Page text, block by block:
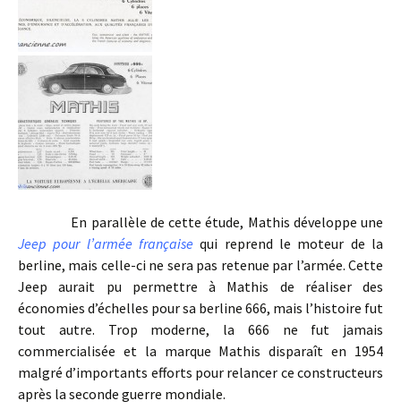
En parallèle de cette étude, Mathis développe une
Jeep pour l’armée française qui reprend le moteur de la
berline, mais celle-ci ne sera pas retenue par l’armée. Cette
Jeep aurait pu permettre à Mathis de réaliser des
économies d’échelles pour sa berline 666, mais l’histoire fut
tout autre. Trop moderne, la 666 ne fut jamais
commercialisée et la marque Mathis disparaît en 1954
malgré d’importants efforts pour relancer ce constructeurs
après la seconde guerre mondiale.